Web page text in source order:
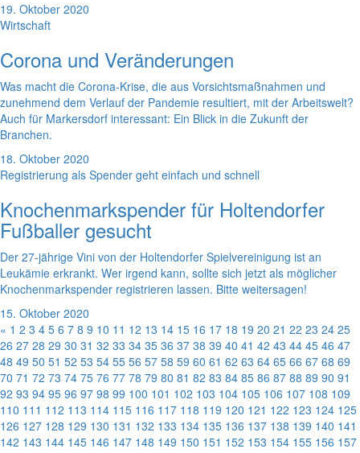
19. Oktober 2020
Wirtschaft
Corona und Veränderungen
Was macht die Corona-Krise, die aus Vorsichtsmaßnahmen und
zunehmend dem Verlauf der Pandemie resultiert, mit der Arbeitswelt?
Auch für Markersdorf interessant: Ein Blick in die Zukunft der
Branchen.
18. Oktober 2020
Registrierung als Spender geht einfach und schnell
Knochenmarkspender für Holtendorfer
Fußballer gesucht
Der 27-jährige Vini von der Holtendorfer Spielvereinigung ist an
Leukämie erkrankt. Wer irgend kann, sollte sich jetzt als möglicher
Knochenmarkspender registrieren lassen. Bitte weitersagen!
15. Oktober 2020
« 1 2 3 4 5 6 7 8 9 10 11 12 13 14 15 16 17 18 19 20 21 22 23 24 25
26 27 28 29 30 31 32 33 34 35 36 37 38 39 40 41 42 43 44 45 46 47
48 49 50 51 52 53 54 55 56 57 58 59 60 61 62 63 64 65 66 67 68 69
70 71 72 73 74 75 76 77 78 79 80 81 82 83 84 85 86 87 88 89 90 91
92 93 94 95 96 97 98 99 100 101 102 103 104 105 106 107 108 109
110 111 112 113 114 115 116 117 118 119 120 121 122 123 124 125
126 127 128 129 130 131 132 133 134 135 136 137 138 139 140 141
142 143 144 145 146 147 148 149 150 151 152 153 154 155 156 157